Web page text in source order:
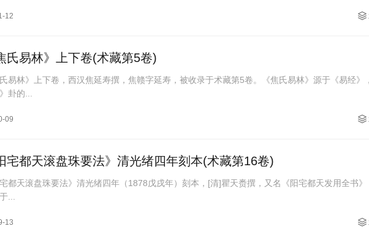
12
氏易林》上下卷(术藏第5卷)
氏易林》上下卷，西汉焦延寿撰，焦赣字延寿，被收录于术藏第5卷。《焦氏易林》源于《易经》
》卦的...
09
宅都天滚盘珠要法》清光绪四年刻本(术藏第16卷)
宅都天滚盘珠要法》清光绪四年（1878戊戌年）刻本，[清]瞿天赉撰，又名《阳宅都天发用全书》
...
13